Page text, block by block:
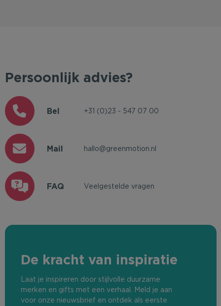
Persoonlijk advies?
Bel +31 (0)23 - 547 07 00
Mail hallo@greenmotion.nl
FAQ Veelgestelde vragen
De kracht van inspiratie
Laat je inspireren door stijlvolle duurzame
merken en gifts met een verhaal. Meld je aan
voor onze nieuwsbrief en ontdek als eerste